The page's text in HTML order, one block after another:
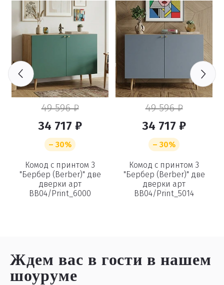
49 596 ₽
34 717 ₽
– 30%
Комод с принтом 3
"Бербер (Berber)" две
дверки арт
BB04/Print_6000
49 596 ₽
34 717 ₽
– 30%
Комод с принтом 3
"Бербер (Berber)" две
дверки арт
BB04/Print_5014
Ждем вас в гостив нашем
шоуруме